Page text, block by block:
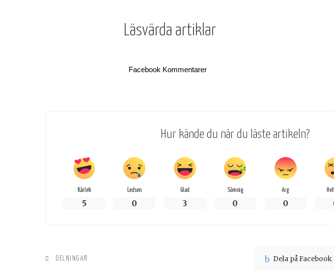
Läsvärda artiklar
Facebook Kommentarer
Hur kände du när du läste artikeln?
Kärlek
5
Ledsen
0
Glad
3
Sömnig
0
Arg
0
DELNINGAR Dela på Facebook